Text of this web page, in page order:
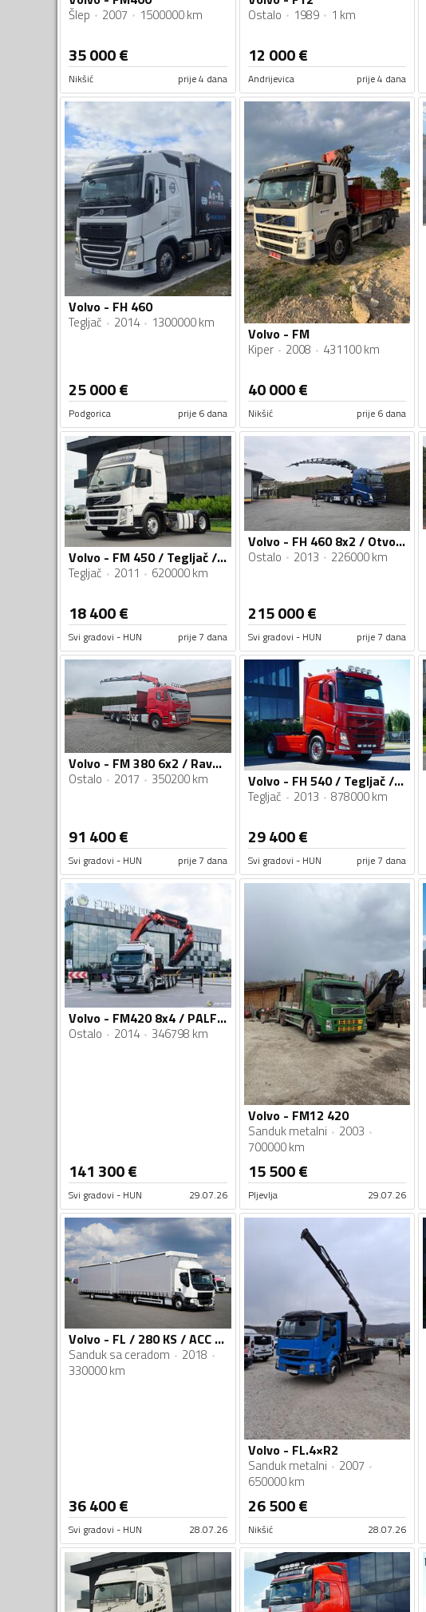
Šlep 2007 1500000 km
35 000€
Nikšić prije 4 dana
Ostalo 1989 1 km
12 000€
Andrijevica prije 4 dana
Volvo - FH 460
Tegljač 2014 1300000 km
25 000€
Podgorica prije 6 dana
Volvo - FM
Kiper 2008 431100 km
40 000€
Nikšić prije 6 dana
Volvo - FM 450 / Tegljač / IMP-4664
Tegljač 2011 620000 km
18 400€
Svi gradovi - HUN prije 7 dana
Volvo - FH 460 8x2 / Otvorena Ravna Platforma + Dizalica + JIB 150-6+1 / Kamion / VLT057
Ostalo 2013 226000 km
215 000€
Svi gradovi - HUN prije 7 dana
Volvo - FM 380 6x2 / Ravna Platforma + Fassi F185 Dizalica / Kamion / VLT065
Ostalo 2017 350200 km
91 400€
Svi gradovi - HUN prije 7 dana
Volvo - FH 540 / Tegljač / IMP-4633
Tegljač 2013 878000 km
29 400€
Svi gradovi - HUN prije 7 dana
Volvo - FM420 8x4 / PALFINGER PK 56002 / Fly Jib / Vitlo / Platforma / Kamion sa kranom / STR-0718
Ostalo 2014 346798 km
141 300€
Svi gradovi - HUN 29.07.26
Volvo - FM12 420
Sanduk metalni
2003
700000 km
15 500€
Pljevlja 29.07.26
Volvo - FL / 280 KS / ACC / Euro 6 / Zapremina kompleta 120 m³ / Nosivost 12 t / Kamion sa cerado...
Sanduk sa ceradom
2018
330000 km
36 400€
Svi gradovi - HUN 28.07.26
Volvo - FL.4×R2
Sanduk metalni
2007
650000 km
26 500€
Nikšić 28.07.26